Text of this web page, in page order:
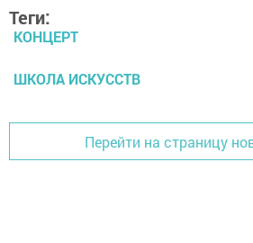
Теги:
КОНЦЕРТ
ШКОЛА ИСКУССТВ
Перейти на страницу